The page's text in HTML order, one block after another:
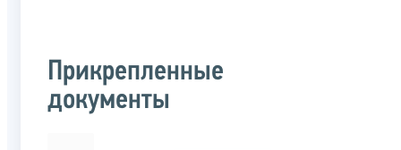
Прикрепленные
документы